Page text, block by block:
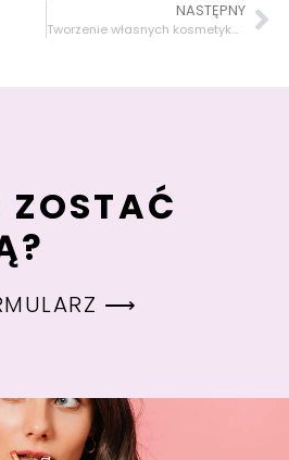
NASTĘPNY
Tworzenie własnych kosmetyków: Błyszczyki do ust
ZOSTAĆ
⟶